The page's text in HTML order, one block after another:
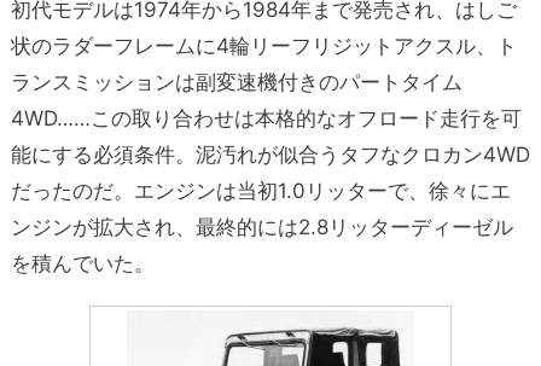
初代モデルは1974年から1984年まで発売され、はしご
状のラダーフレームに4輪リーフリジットアクスル、ト
ランスミッションは副変速機付きのパートタイム
4WD……この取り合わせは本格的なオフロード走行を可
能にする必須条件。泥汚れが似合うタフなクロカン4WD
だったのだ。エンジンは当初1.0リッターで、徐々にエ
ンジンが拡大され、最終的には2.8リッターディーゼル
を積んでいた。